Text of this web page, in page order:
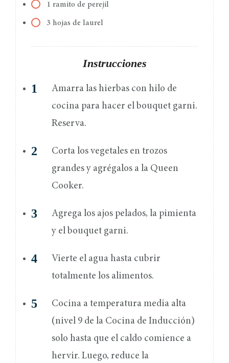
1 ramito de perejil
3 hojas de laurel
Instrucciones
Amarra las hierbas con hilo de
cocina para hacer el bouquet garni.
Reserva.
Corta los vegetales en trozos
grandes y agrégalos a la Queen
Cooker.
Agrega los ajos pelados, la pimienta
y el bouquet garni.
Vierte el agua hasta cubrir
totalmente los alimentos.
Cocina a temperatura media alta
(nivel 9 de la Cocina de Inducción)
solo hasta que el caldo comience a
hervir. Luego, reduce la